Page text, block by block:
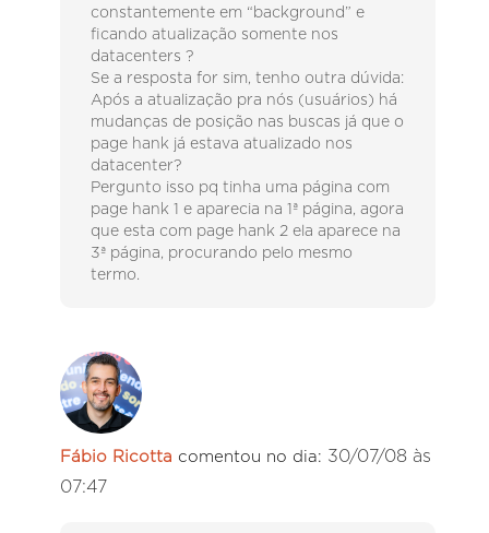
constantemente em “background” e
ficando atualização somente nos
datacenters ?
Se a resposta for sim, tenho outra dúvida:
Após a atualização pra nós (usuários) há
mudanças de posição nas buscas já que o
page hank já estava atualizado nos
datacenter?
Pergunto isso pq tinha uma página com
page hank 1 e aparecia na 1ª página, agora
que esta com page hank 2 ela aparece na
3ª página, procurando pelo mesmo
termo.
Fábio Ricotta comentou no dia: 30/07/08 às
07:47